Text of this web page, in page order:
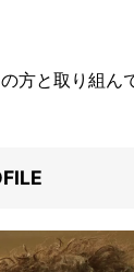
方と取り組ん